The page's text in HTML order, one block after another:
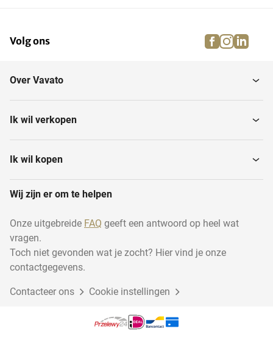
Volg ons facebook
Over Vavato
Ik wil verkopen
Ik wil kopen
Wij zijn er om te helpen
Onze uitgebreide FAQ geeft een antwoord op heel wat
vragen.
Toch niet gevonden wat je zocht? Hier vind je onze
contactgegevens.
Contacteer ons Cookie instellingen